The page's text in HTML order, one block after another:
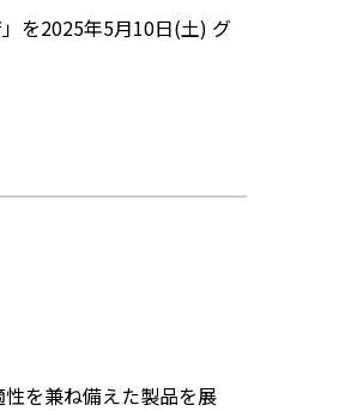
を2025年5月10日(土) グ
を兼ね備えた製品を展